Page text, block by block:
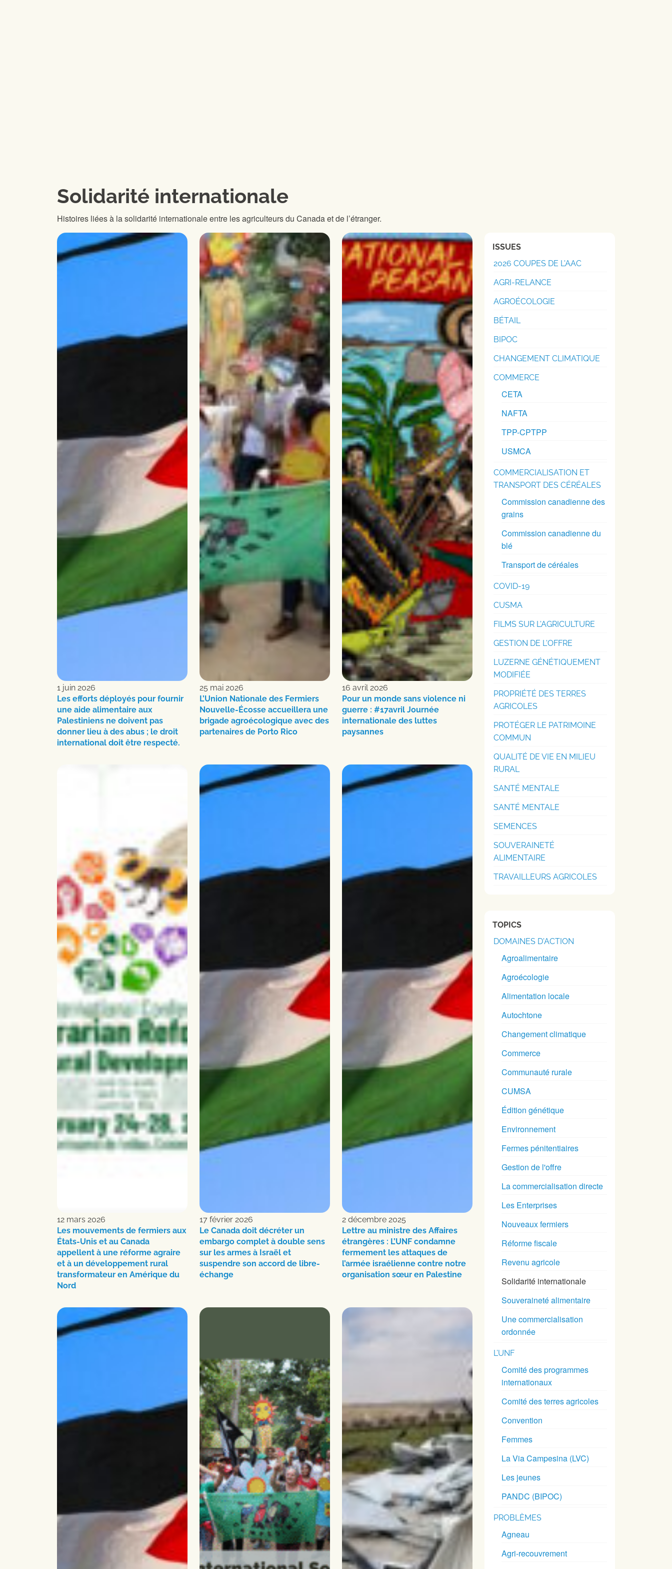
Solidarité internationale
Histoires liées à la solidarité internationale entre les agriculteurs du Canada et de l’étranger.
1 juin 2026
Les efforts déployés pour fournir
une aide alimentaire aux
Palestiniens ne doivent pas
donner lieu à des abus ; le droit
international doit être respecté.
25 mai 2026
L’Union Nationale des Fermiers
Nouvelle-Écosse accueillera une
brigade agroécologique avec des
partenaires de Porto Rico
16 avril 2026
Pour un monde sans violence ni
guerre : #17avril Journée
internationale des luttes
paysannes
12 mars 2026
Les mouvements de fermiers aux
États-Unis et au Canada
appellent à une réforme agraire
et à un développement rural
transformateur en Amérique du
Nord
17 février 2026
Le Canada doit décréter un
embargo complet à double sens
sur les armes à Israël et
suspendre son accord de libre-
échange
2 décembre 2025
Lettre au ministre des Affaires
étrangères : L’UNF condamne
fermement les attaques de
l’armée israélienne contre notre
organisation sœur en Palestine
ISSUES
2026 COUPES DE L'AAC
AGRI-RELANCE
AGROÉCOLOGIE
BÉTAIL
BIPOC
CHANGEMENT CLIMATIQUE
COMMERCE
CETA
NAFTA
TPP-CPTPP
USMCA
COMMERCIALISATION ET
TRANSPORT DES CÉRÉALES
Commission canadienne des
grains
Commission canadienne du
blé
Transport de céréales
COVID-19
CUSMA
FILMS SUR L'AGRICULTURE
GESTION DE L'OFFRE
LUZERNE GÉNÉTIQUEMENT
MODIFIÉE
PROPRIÉTÉ DES TERRES
AGRICOLES
PROTÉGER LE PATRIMOINE
COMMUN
QUALITÉ DE VIE EN MILIEU
RURAL
SANTÉ MENTALE
SANTÉ MENTALE
SEMENCES
SOUVERAINETÉ
ALIMENTAIRE
TRAVAILLEURS AGRICOLES
TOPICS
DOMAINES D'ACTION
Agroalimentaire
Agroécologie
Alimentation locale
Autochtone
Changement climatique
Commerce
Communauté rurale
CUMSA
Édition génétique
Environnement
Fermes pénitentiaires
Gestion de l'offre
La commercialisation directe
Les Enterprises
Nouveaux fermiers
Réforme fiscale
Revenu agricole
Solidarité internationale
Souveraineté alimentaire
Une commercialisation
ordonnée
L’UNF
Comité des programmes
internationaux
Comité des terres agricoles
Convention
Femmes
La Via Campesina (LVC)
Les jeunes
PANDC (BIPOC)
PROBLÈMES
Agneau
Agri-recouvrement